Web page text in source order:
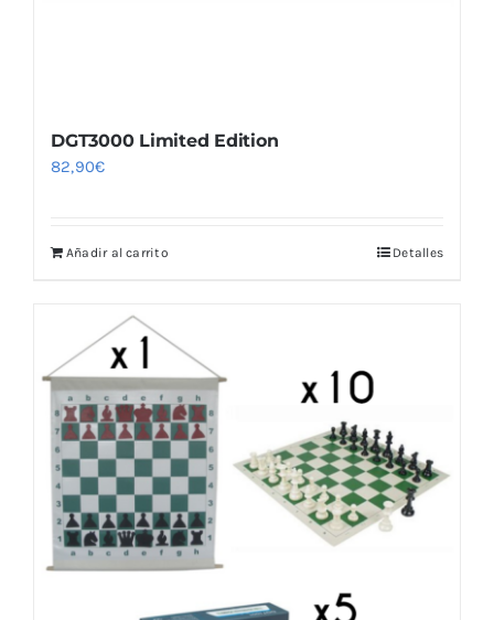
DGT3000 Limited Edition
82,90€
Añadir al carrito Detalles